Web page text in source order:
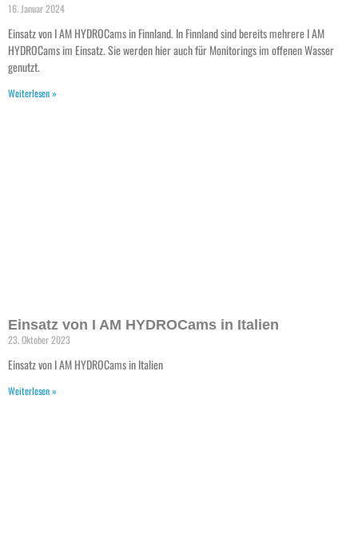
16. Januar 2024
Einsatz von I AM HYDROCams in Finnland. In Finnland sind bereits mehrere I AM
HYDROCams im Einsatz. Sie werden hier auch für Monitorings im offenen Wasser
genutzt.
Weiterlesen »
Einsatz von I AM HYDROCams in Italien
23. Oktober 2023
Einsatz von I AM HYDROCams in Italien
Weiterlesen »